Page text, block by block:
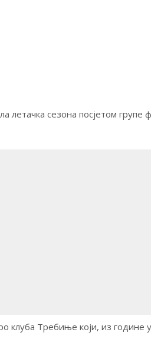
летачка сезона посјетом групе
клуба Требиње који, из